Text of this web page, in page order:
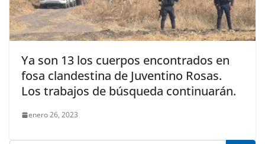
Ya son 13 los cuerpos encontrados en
fosa clandestina de Juventino Rosas.
Los trabajos de búsqueda continuarán.
enero 26, 2023